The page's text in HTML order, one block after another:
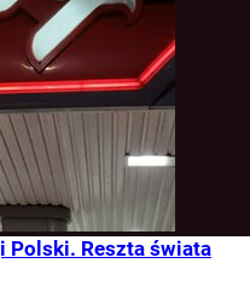
Polski. Reszta świata